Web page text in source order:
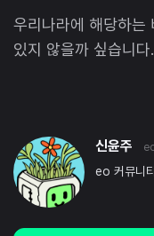
우리나라에 해당하는
있지 않을까 싶습니다.
신윤주
eo 커뮤니